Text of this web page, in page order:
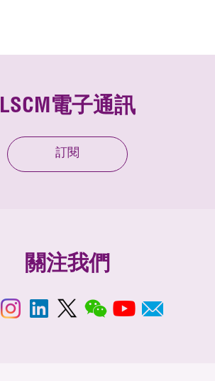
LSCM電子通訊
訂閱
關注我們